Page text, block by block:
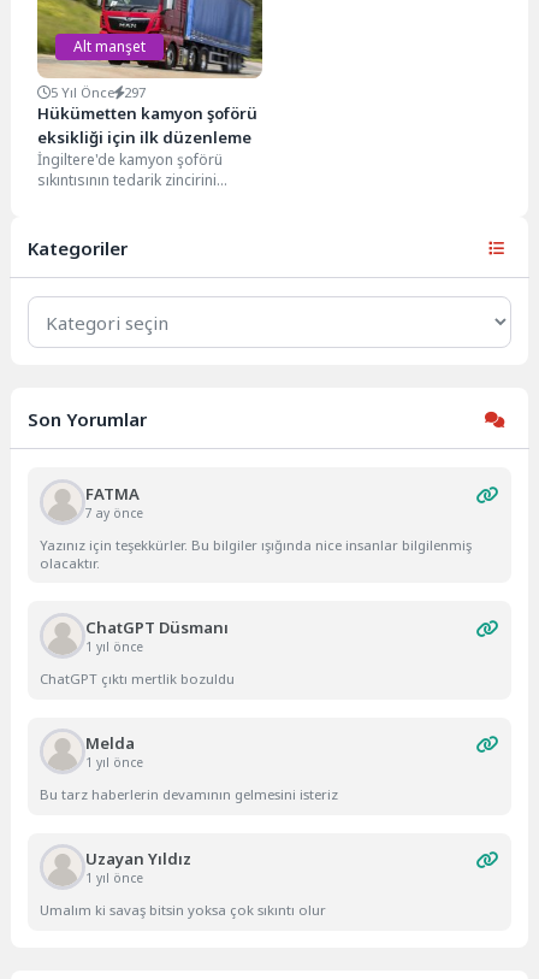
Alt manşet
5 Yıl Önce 297
Hükümetten kamyon şoförü
eksikliği için ilk düzenleme
İngiltere'de kamyon şoförü
sıkıntısının tedarik zincirini
Buna göre;...
Kategoriler
Kategoriler
Son Yorumlar
FATMA
7 ay önce
Yazınız için teşekkürler. Bu bilgiler ışığında nice insanlar bilgilenmiş
olacaktır.
ChatGPT Düsmanı
1 yıl önce
ChatGPT çıktı mertlik bozuldu
Melda
1 yıl önce
Bu tarz haberlerin devamının gelmesini isteriz
Uzayan Yıldız
1 yıl önce
Umalım ki savaş bitsin yoksa çok sıkıntı olur